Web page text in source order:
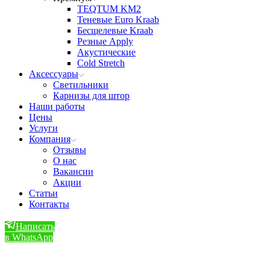
TEQTUM KM2
Теневые Euro Kraab
Бесщелевые Kraab
Резные Apply
Акустические
Cold Stretch
Аксессуары
Светильники
Карнизы для штор
Наши работы
Цены
Услуги
Компания
Отзывы
О нас
Вакансии
Акции
Статьи
Контакты
Написать
в WhatsApp